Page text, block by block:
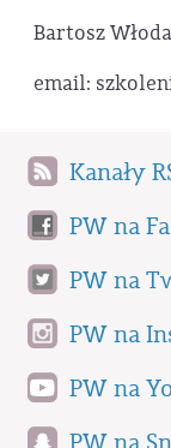
Bartosz
email:
Kanały
PW na
PW na
PW na
PW na